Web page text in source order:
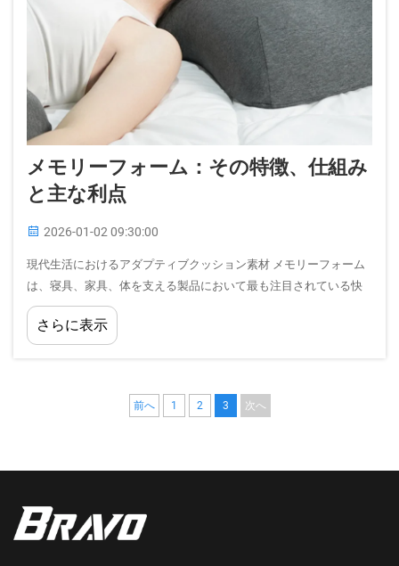
メモリーフォーム：その特徴、仕組み
と主な利点
2026-01-02 09:30:00
現代生活におけるアダプティブクッション素材 メモリーフォーム
は、寝具、家具、体を支える製品において最も注目されている快
適素材の一つとなっています。マットレスや枕から座 cushion ク
ッション、医療用サポートまで、メモリーフォームは…
さらに表示
前へ 1 2 3 次へ